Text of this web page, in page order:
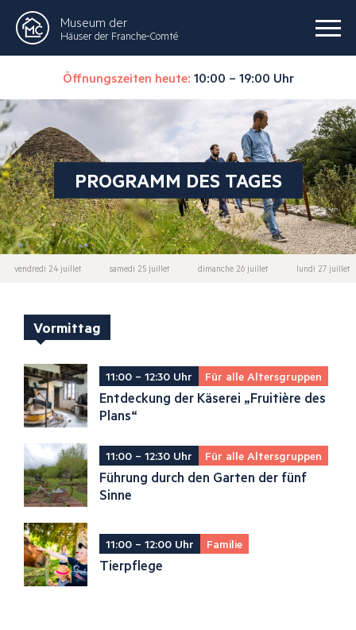
Museum der
Häuser der Franche-Comté
Öffnungszeiten heute: 10:00 – 19:00 Uhr
PROGRAMM DES TAGES
vendredi 24 juillet samedi 25 juillet dimanche 26 juillet lundi 27 juillet
Vormittag
11:00 – 12:30 Uhr Für alle Altersgruppen
Entdeckung der Käserei „Fruitière des
Plans“
11:00 – 12:30 Uhr Für alle Altersgruppen
Führung durch den Garten der fünf
Sinne
11:00 – 12:00 Uhr Familie
Tierpflege